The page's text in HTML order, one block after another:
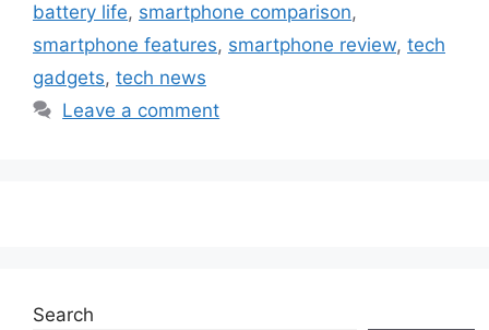
battery life, smartphone comparison,
smartphone features, smartphone review, tech
gadgets, tech news
Leave a comment
Search